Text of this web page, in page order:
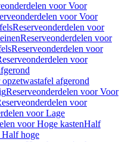
voor Voor
voor Voor
Reserveonderdelen voor
Reserveonderdelen voor
Reserveonderdelen voor
voor
afgerond
Reserveonderdelen voor Voor
voor
voor Lage
voor Hoge kastenHalf
Half hoge